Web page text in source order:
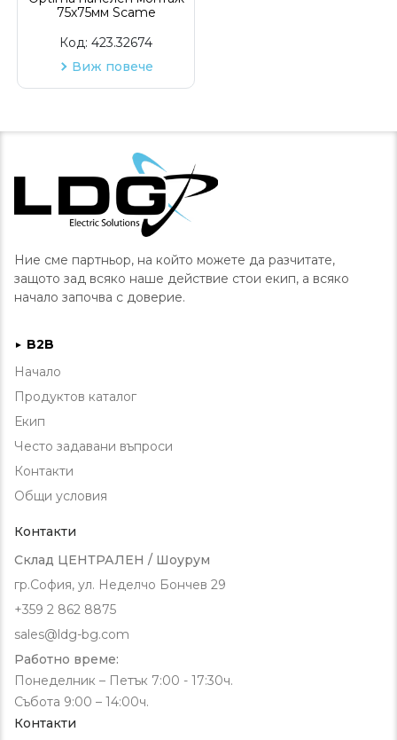
75х75мм Scame
Код: 423.32674
Виж повече
Ние сме партньор, на който можете да разчитате,
защото зад всяко наше действие стои екип, а всяко
начало започва с доверие.
► B2B
Начало
Продуктов каталог
Екип
Често задавани въпроси
Контакти
Общи условия
Контакти
Склад ЦЕНТРАЛЕН / Шоурум
гр.София, ул. Неделчо Бончев 29
+359 2 862 8875
sales@ldg-bg.com
Работно време:
Понеделник – Петък 7:00 - 17:30ч.
Събота 9:00 – 14:00ч.
Контакти